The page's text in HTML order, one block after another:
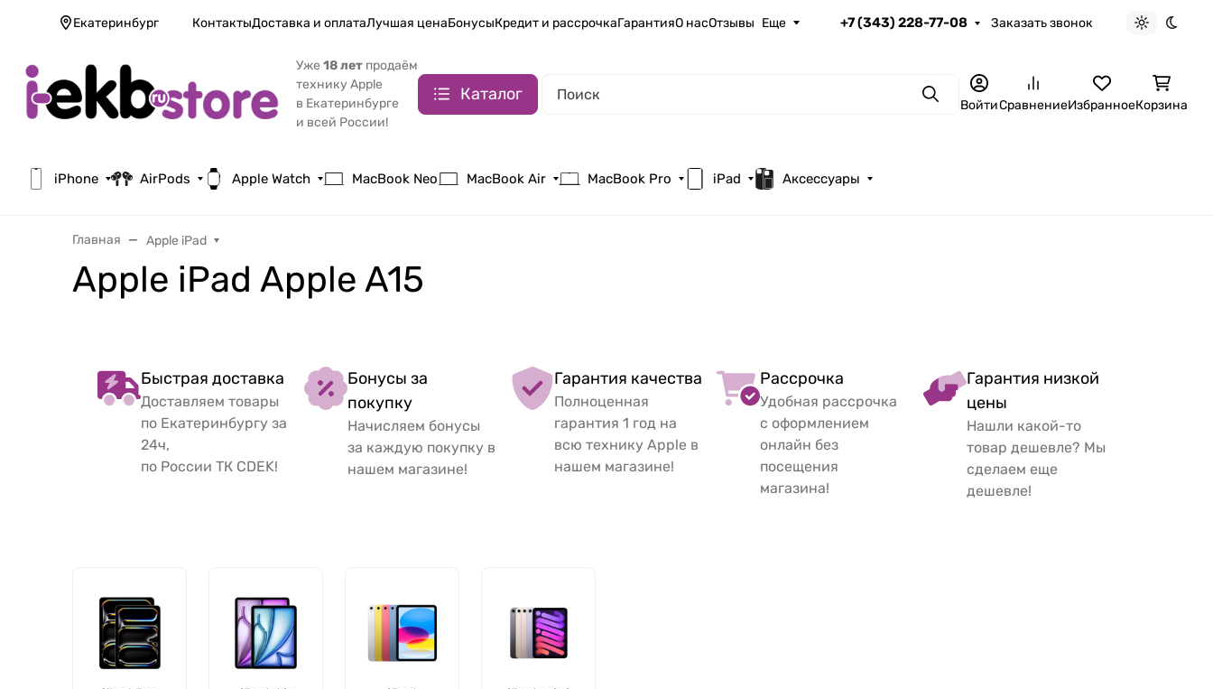
Екатеринбург КонтактыДоставка и оплатаЛучшая ценаБонусыКредит и рассрочкаГарантияО насОтзывы Еще +7 (343) 228-77-08 Заказать звонок
Светлая
Уже 18 лет продаём
технику Apple
в Екатеринбурге
и всей России!
Каталог ПоискВойтиСравнениеИзбранноеКорзина
iPhone AirPods Apple Watch MacBook Neo MacBook Air MacBook Pro iPad Аксессуары
Главная Apple iPad
Apple iPad Apple A15
Быстрая доставка
Доставляем товары
по Екатеринбургу за
24ч,
по России ТК CDEK!
Бонусы за
покупку
Начисляем бонусы
за каждую покупку в
нашем магазине!
Гарантия качества
Полноценная
гарантия 1 год на
всю технику Apple в
нашем магазине!
Рассрочка
Удобная рассрочка
с оформлением
онлайн без
посещения
магазина!
Гарантия низкой
цены
Нашли какой-то
товар дешевле? Мы
сделаем еще
дешевле!